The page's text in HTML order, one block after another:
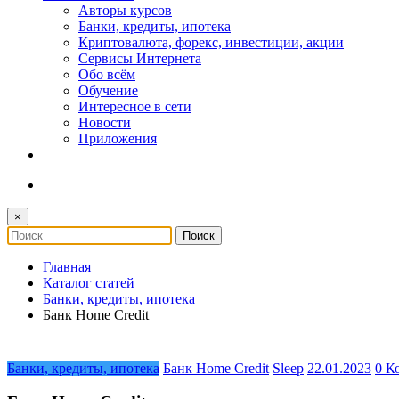
Авторы курсов
Банки, кредиты, ипотека
Криптовалюта, форекс, инвестиции, акции
Сервисы Интернета
Обо всём
Обучение
Интересное в сети
Новости
Приложения
×
Главная
Каталог статей
Банки, кредиты, ипотека
Банк Home Credit
Банки, кредиты, ипотека Банк Home Credit Sleep 22.01.2023 0